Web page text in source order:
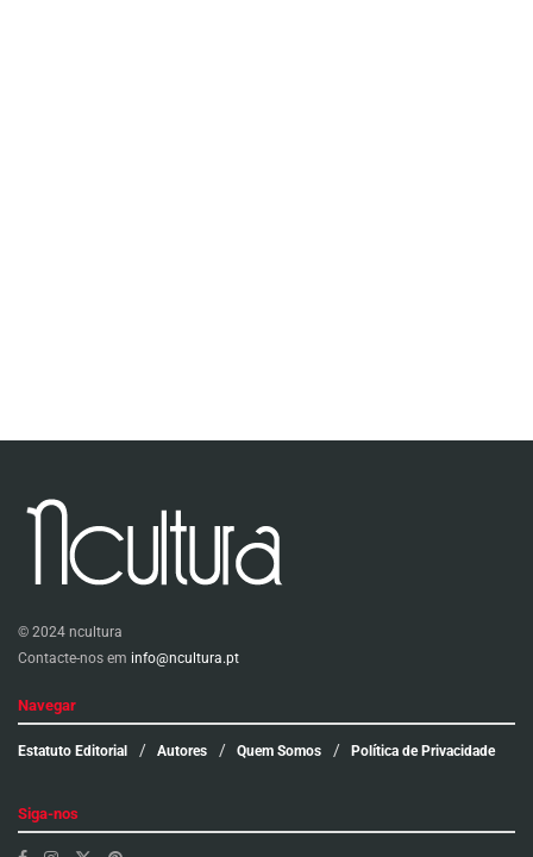
© 2024 ncultura
Contacte-nos em info@ncultura.pt
Navegar
Estatuto Editorial Autores Quem Somos Política de Privacidade
Siga-nos